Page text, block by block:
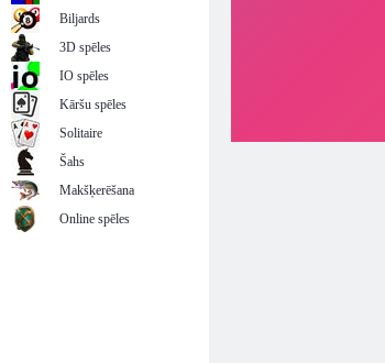
Biljards
3D spēles
IO spēles
Kāršu spēles
Solitaire
Šahs
Makšķerēšana
Online spēles